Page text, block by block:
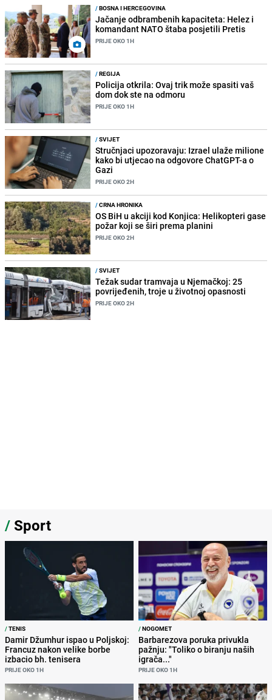
/BOSNA I HERCEGOVINA
Jačanje odbrambenih kapaciteta: Helez i
komandant NATO štaba posjetili Pretis
PRIJE OKO 1H
/REGIJA
Policija otkrila: Ovaj trik može spasiti vaš
dom dok ste na odmoru
PRIJE OKO 1H
/SVIJET
Stručnjaci upozoravaju: Izrael ulaže milione
kako bi utjecao na odgovore ChatGPT-a o
Gazi
PRIJE OKO 2H
/CRNA HRONIKA
OS BiH u akciji kod Konjica: Helikopteri gase
požar koji se širi prema planini
PRIJE OKO 2H
/SVIJET
Težak sudar tramvaja u Njemačkoj: 25
povrijeđenih, troje u životnoj opasnosti
PRIJE OKO 2H
/ Sport
/TENIS
Damir Džumhur ispao u Poljskoj:
Francuz nakon velike borbe
izbacio bh. tenisera
PRIJE OKO 1H
/NOGOMET
Barbarezova poruka privukla
pažnju: "Toliko o biranju naših
igrača..."
PRIJE OKO 1H